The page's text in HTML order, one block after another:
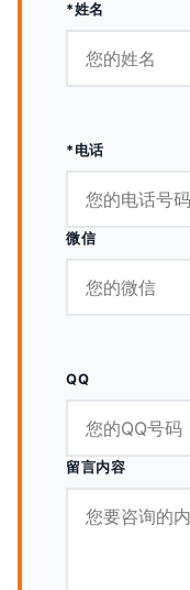
*姓名
*电话
微信
QQ
留言内容